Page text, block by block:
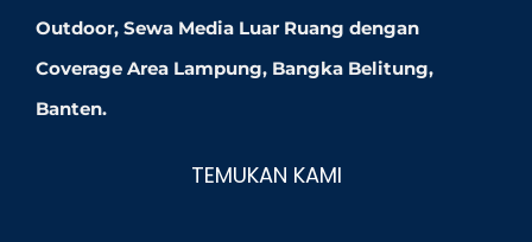
Outdoor, Sewa Media Luar Ruang dengan
Coverage Area Lampung, Bangka Belitung,
Banten.
TEMUKAN KAMI